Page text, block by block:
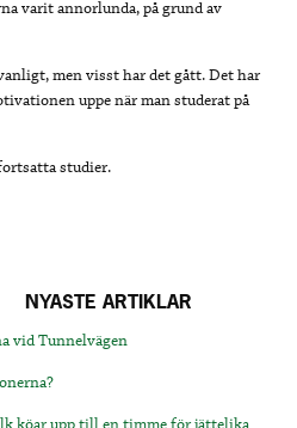
varit annorlunda, på grund av
men visst har det gått. Det har
uppe när man studerat på
studier.
NYASTE ARTIKLAR
vid Tunnelvägen